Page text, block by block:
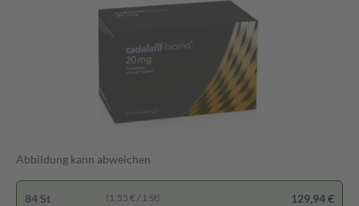
Abbildung kann abweichen
84 St (1,55 € / 1 St) 129,94 €